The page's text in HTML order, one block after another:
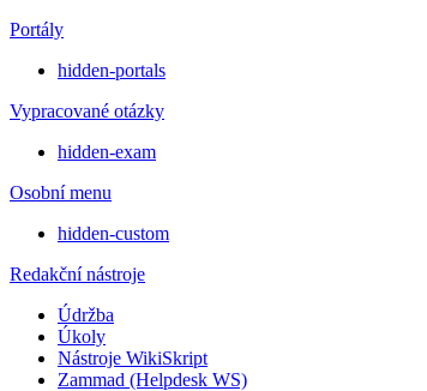
Portály
hidden-portals
Vypracované otázky
hidden-exam
Osobní menu
hidden-custom
Redakční nástroje
Údržba
Úkoly
Nástroje WikiSkript
Zammad (Helpdesk WS)